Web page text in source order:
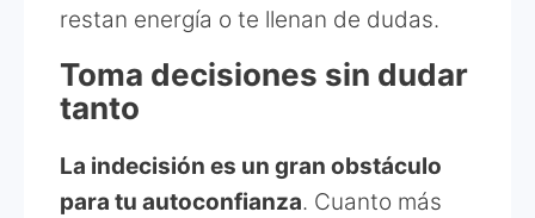
restan energía o te llenan de dudas.
Toma decisiones sin dudar
tanto
La indecisión es un gran obstáculo
para tu autoconfianza. Cuanto más